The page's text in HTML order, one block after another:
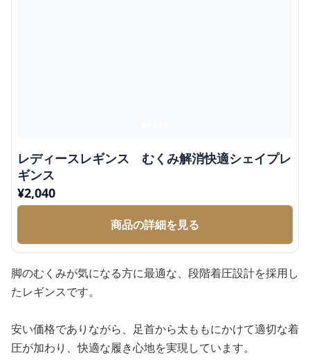
レディースレギンス むくみ解消快適シェイプレ
ギンス
¥2,040
商品の詳細を見る
脚のむくみが気になる方に最適な、段階着圧設計を採用し
たレギンスです。
安い価格でありながら、足首から太ももにかけて適切な着
圧が加わり、快適な履き心地を実現しています。